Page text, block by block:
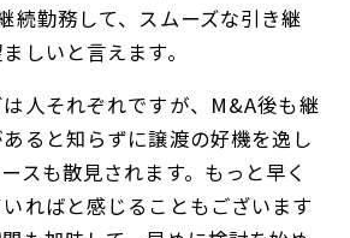
続勤務して、スムーズな引き継
しいと言えます。
人それぞれですが、M&A後も継
ると知らずに譲渡の好機を逸し
スも散見されます。もっと早く
ればと感じることもございます